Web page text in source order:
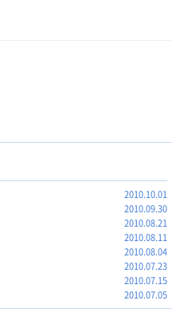
2010.10.01
2010.09.30
2010.08.21
2010.08.11
2010.08.04
2010.07.23
2010.07.15
2010.07.05